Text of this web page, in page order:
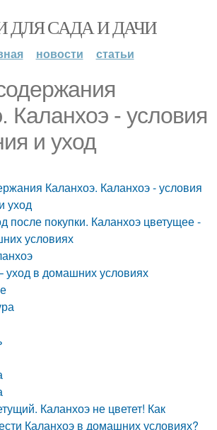
ДЛЯ САДА И ДАЧИ
новости статьи
Каланхоэ - условия
и уход
Каланхоэ. Каланхоэ - условия
уход
после покупки. Каланхоэ цветущее -
условиях
уход в домашних условиях
Каланхоэ не цветет! Как
Каланхоэ в домашних условиях?